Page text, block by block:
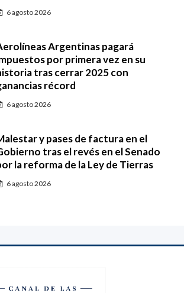
6 agosto 2026
Argentinas pagará
por primera vez en su
tras cerrar 2025 con
récord
6 agosto 2026
y pases de factura en el
tras el revés en el Senado
la reforma de la Ley de Tierras
6 agosto 2026